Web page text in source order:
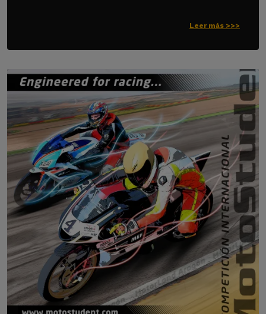
Leer más >>>